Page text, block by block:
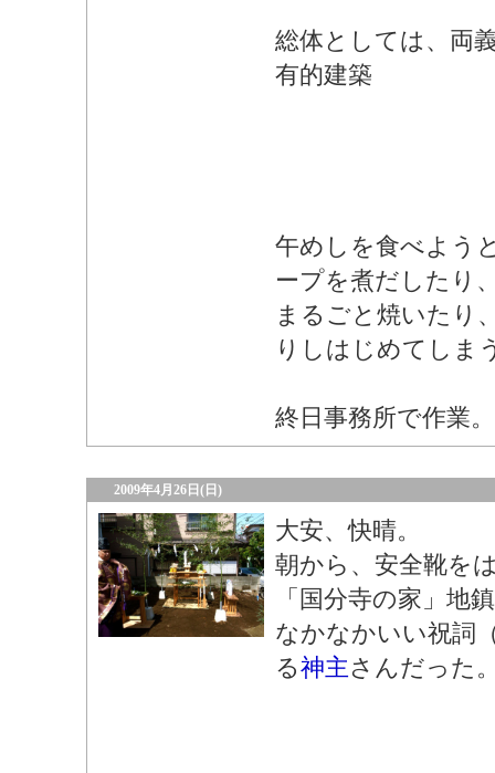
総体としては、両
有的建築
午めしを食べよう
ープを煮だしたり
まるごと焼いたり
りしはじめてし
終日事務所で作業。
2009年4月26日(日)
大安、快晴。
朝から、安全靴を
「国分寺の家」地
なかなかいい祝詞
る神主さんだった